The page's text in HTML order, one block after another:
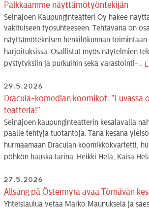
Palkkaamme näyttämötyöntekijän
Seinäjoen Kaupunginteatteri Oy hakee
vakituiseen työsuhteeseen. Tehtävänä on
näyttämöteknisen henkilökunnan toimintaan
harjoituksissa. Osallistut myös näytelmien
pystytyksiin ja purkuihin sekä varastointi-...
29.5.2026
Dracula-komedian koomikot: ”Luvassa
teatteria!”
Seinäjoen kaupunginteatterin kesälavalla
päälle tehtyjä tuotantoja. Tänä kesänä
hurmaamaan Draculan koomikkokvartetti,
pöhkön hauska tarina. Heikki Hela, Kaisa
27.5.2026
Allsång på Östermyra avaa Törnävän
Yhteislaulua vetää Marko Maunuksela ja